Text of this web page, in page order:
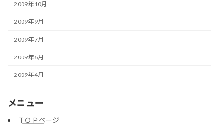
2009年10月
2009年9月
2009年7月
2009年6月
2009年4月
メニュー
ＴＯＰページ